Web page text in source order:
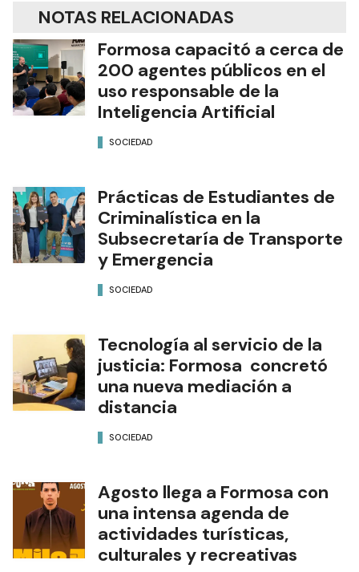
NOTAS RELACIONADAS
Formosa capacitó a cerca de
200 agentes públicos en el
uso responsable de la
Inteligencia Artificial
SOCIEDAD
Prácticas de Estudiantes de
Criminalística en la
Subsecretaría de Transporte
y Emergencia
SOCIEDAD
Tecnología al servicio de la
justicia: Formosa concretó
una nueva mediación a
distancia
SOCIEDAD
Agosto llega a Formosa con
una intensa agenda de
actividades turísticas,
culturales y recreativas